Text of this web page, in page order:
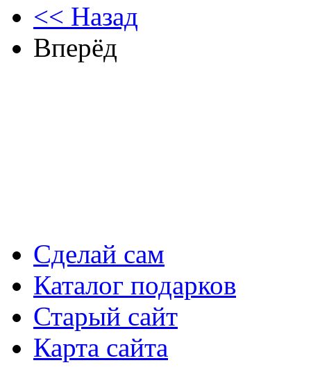
<< Назад
Вперёд
Сделай сам
Каталог подарков
Старый сайт
Карта сайта